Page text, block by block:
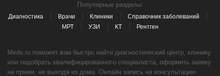
Популярные разделы:
Диагностика Врачи Клиники
Справочник заболеваний
МРТ
УЗИ КТ Рентген
Meds.ru поможет вам быстро найти диагностический центр, клинику
или подобрать квалифицированного специалиста, оформить заявку
на прием, не выходя из дома. Онлайн запись на консультацию